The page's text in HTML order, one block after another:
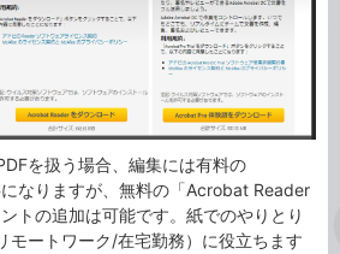
を扱う場合、編集には有料の
なりますが、無料の「Acrobat Reader
トの追加は可能です。紙でのやりとり
モートワーク/在宅勤務）に役立ちます